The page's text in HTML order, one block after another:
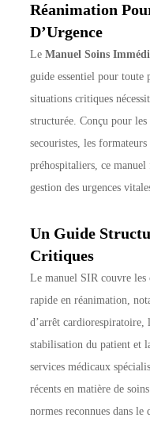
Réanimation
D’Urgence
LeManuel Soins
guide essentiel pour toute
situations critiques
structurée. Conçu pour
secouristes, les
préhospitaliers, ce
gestion des urgences
Un Guide
Critiques
Le manuel SIR couvre les
rapide en réanimation,
d’arrêt cardiorespiratoire,
stabilisation du patient et
services médicaux
récents en matière de
normes reconnues dans le